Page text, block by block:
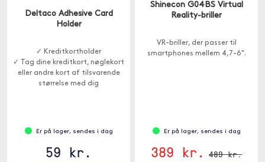
Deltaco Adhesive Card
Holder
✓ Kreditkortholder
✓ Tag dine kreditkort, nøglekort
eller andre kort af tilsvarende
størrelse med dig
Er på lager, sendes i dag
59 kr.
Shinecon G04BS Virtual
Reality-briller
VR-briller, der passer til
smartphones mellem 4,7-6".
Er på lager, sendes i dag
389 kr. 489 kr.